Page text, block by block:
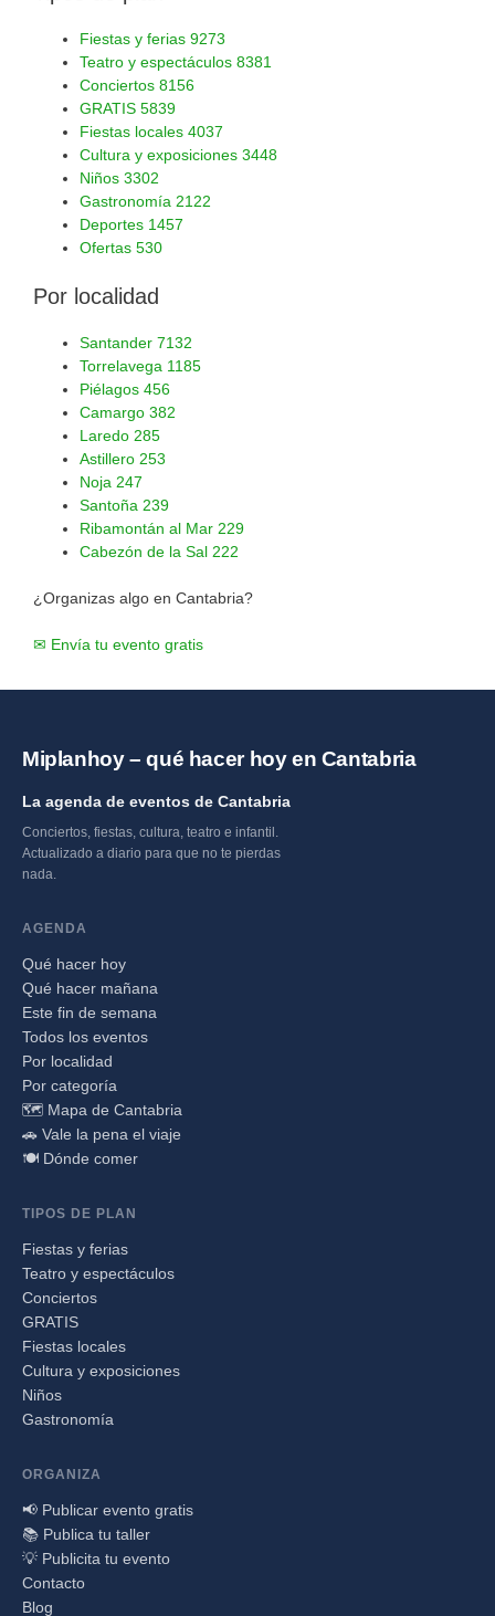
Fiestas y ferias 9273
Teatro y espectáculos 8381
Conciertos 8156
GRATIS 5839
Fiestas locales 4037
Cultura y exposiciones 3448
Niños 3302
Gastronomía 2122
Deportes 1457
Ofertas 530
Por localidad
Santander 7132
Torrelavega 1185
Piélagos 456
Camargo 382
Laredo 285
Astillero 253
Noja 247
Santoña 239
Ribamontán al Mar 229
Cabezón de la Sal 222
¿Organizas algo en Cantabria?
✉ Envía tu evento gratis
Miplanhoy – qué hacer hoy en Cantabria
La agenda de eventos de Cantabria
Conciertos, fiestas, cultura, teatro e infantil.
Actualizado a diario para que no te pierdas
nada.
AGENDA
Qué hacer hoy
Qué hacer mañana
Este fin de semana
Todos los eventos
Por localidad
Por categoría
🗺️ Mapa de Cantabria
🚗 Vale la pena el viaje
🍽️ Dónde comer
TIPOS DE PLAN
Fiestas y ferias
Teatro y espectáculos
Conciertos
GRATIS
Fiestas locales
Cultura y exposiciones
Niños
Gastronomía
ORGANIZA
📢 Publicar evento gratis
📚 Publica tu taller
💡 Publicita tu evento
Contacto
Blog